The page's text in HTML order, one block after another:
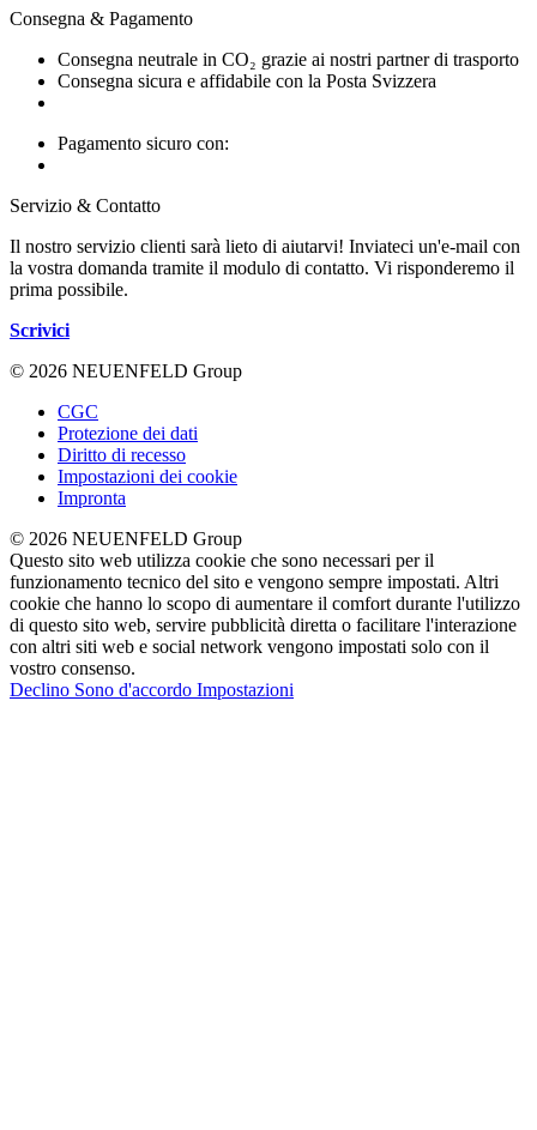
Consegna & Pagamento
Consegna neutrale in CO₂ grazie ai nostri partner di trasporto
Consegna sicura e affidabile con la Posta Svizzera
Pagamento sicuro con:
Servizio & Contatto
Il nostro servizio clienti sarà lieto di aiutarvi! Inviateci un'e-mail con
la vostra domanda tramite il modulo di contatto. Vi risponderemo il
prima possibile.
Scrivici
© 2026 NEUENFELD Group
CGC
Protezione dei dati
Diritto di recesso
Impostazioni dei cookie
Impronta
© 2026 NEUENFELD Group
Questo sito web utilizza cookie che sono necessari per il
funzionamento tecnico del sito e vengono sempre impostati. Altri
cookie che hanno lo scopo di aumentare il comfort durante l'utilizzo
di questo sito web, servire pubblicità diretta o facilitare l'interazione
con altri siti web e social network vengono impostati solo con il
vostro consenso.
Declino Sono d'accordo Impostazioni